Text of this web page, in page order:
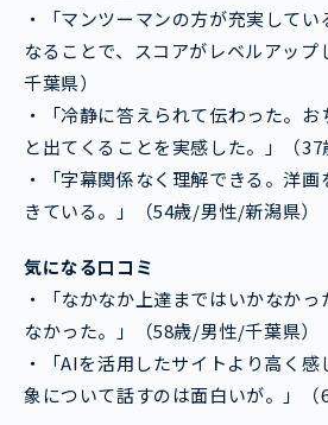
・「マンツーマンの方が充実して
なることで、スコアがレベルアッ
千葉県）
・「冷静に答えられて伝わった。
と出てくることを実感した。」（37
・「字幕関係なく理解できる。洋
きている。」（54歳/男性/新潟県）
気になる口コミ
・「なかなか上達まではいかなか
なかった。」（58歳/男性/千葉県）
・「AIを活用したサイトより高く
象について話すのは面白いが。」（